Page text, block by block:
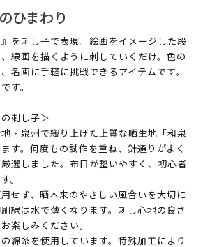
ひまわり
を刺し子で表現。絵画をイメージした段
線画を描くように刺していくだけ。色の
名画に手軽に挑戦できるアイテムです。
す。
刺し子＞
・泉州で織り上げた上質な晒生地「和泉
す。何度もの試作を重ね、針通りがよく
選しました。布目が整いやすく、初心者
。
せず、晒本来のやさしい風合いを大切に
線は水で薄くなります。刺し心地の良さ
楽しみください。
綿糸を使用しています。特殊加工により